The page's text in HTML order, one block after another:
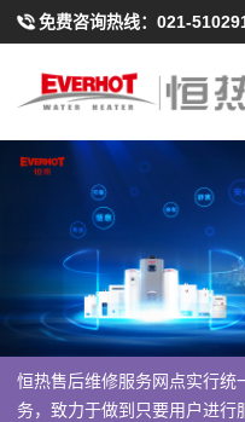
免费咨询热线： 021-
恒热售后维修服务网点实行统
务，致力于做到只要用户进